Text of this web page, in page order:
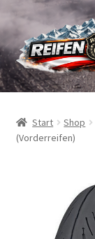
Zur
Navigation
springen
Zum
Inhalt
springen
Reifen
Schläuche
Start Shop
(Vorderreifen)